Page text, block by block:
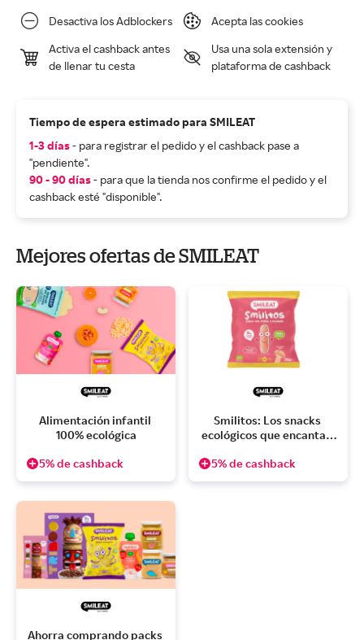
Desactiva los Adblockers Acepta las cookies
Activa el cashback antes
de llenar tu cesta
Usa una sola extensión y
plataforma de cashback
Tiempo de espera estimado para SMILEAT
1-3 días- para registrar el pedido y el cashback pase a
"pendiente".
90 - 90 días- para que la tienda nos confirme el pedido y el
cashback esté "disponible".
Mejores ofertas de SMILEAT
Alimentación infantil
100% ecológica
5% de cashback
Smilitos: Los snacks
ecológicos que encantan
5% de cashback
Ahorra comprando packs